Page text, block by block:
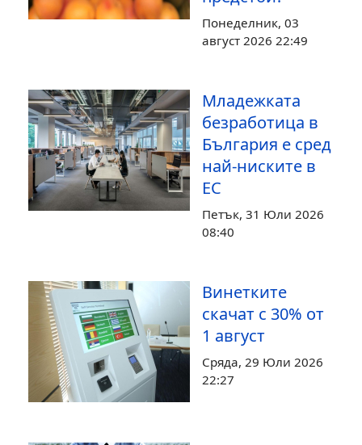
Понеделник, 03
август 2026 22:49
Младежката
безработица в
България е сред
най-ниските в
ЕС
Петък, 31 Юли 2026
08:40
Винетките
скачат с 30% от
1 август
Сряда, 29 Юли 2026
22:27